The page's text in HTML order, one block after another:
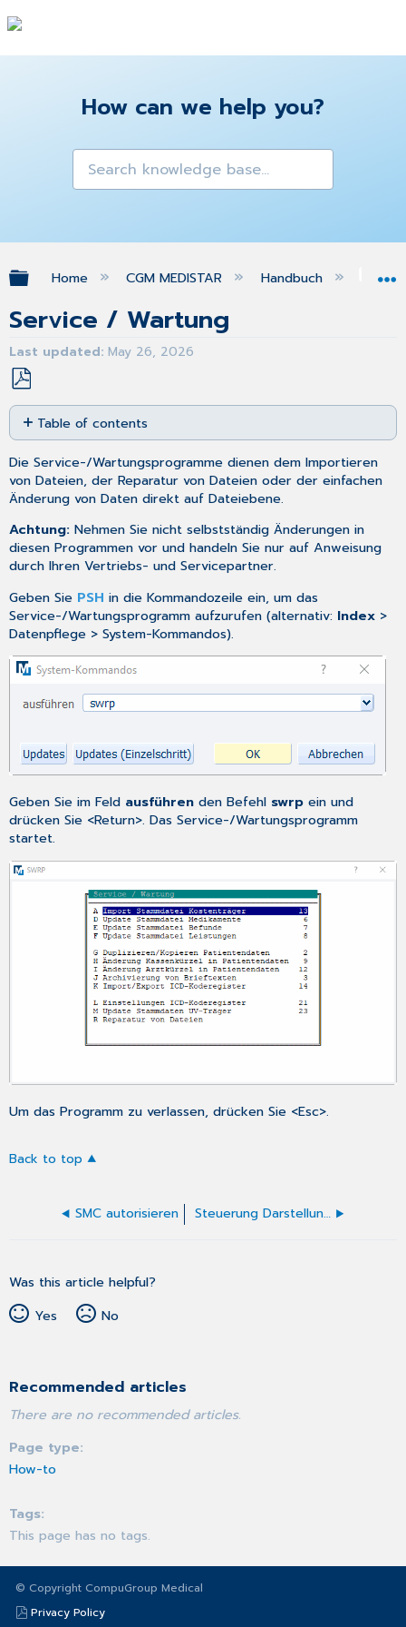
How can we help you?
Expand/collapse global hierarchy
Home CGM MEDISTAR Handbuch
Service / Wartung
Last updated May 26, 2026
Save
as
PDF
Table of contents
No
headers
Die Service-/Wartungsprogramme dienen dem Importieren
von Dateien, der Reparatur von Dateien oder der einfachen
Änderung von Daten direkt auf Dateiebene.
Achtung:Nehmen Sie nicht selbstständig Änderungen in
diesen Programmen vor und handeln Sie nur auf Anweisung
durch Ihren Vertriebs- und Servicepartner.
Geben Sie PSH in die Kommandozeile ein, um das
Service-/Wartungsprogramm aufzurufen (alternativ: Index >
Datenpflege > System-Kommandos).
Geben Sie im Feld ausführen den Befehl swrp ein und
drücken Sie <Return>. Das Service-/Wartungsprogramm
startet.
Um das Programm zu verlassen, drücken Sie <Esc>.
Back to top
SMC autorisieren Steuerung Darstellung
Was this article helpful?
Yes
No
Recommended articles
There are no recommended articles.
Page type
How-to
Tags
This page has no tags.
© Copyright CompuGroup Medical
Privacy Policy